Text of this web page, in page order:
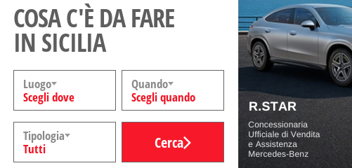
COSA C'È DA FARE
IN SICILIA
Luogo
Scegli dove
Quando
Scegli quando
Tipologia
Tutti
Cerca